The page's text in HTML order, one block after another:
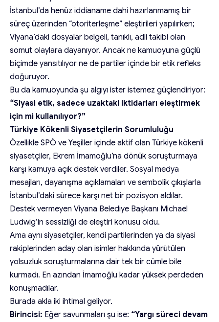
İstanbul’da henüz iddianame dahi hazırlanmamış bir
süreç üzerinden “otoriterleşme” eleştirileri yapılırken;
Viyana’daki dosyalar belgeli, tanıklı, adli takibi olan
somut olaylara dayanıyor. Ancak ne kamuoyuna güçlü
biçimde yansıtılıyor ne de partiler içinde bir etik refleks
doğuruyor.
Bu da kamuoyunda şu algıyı ister istemez güçlendiriyor:
“Siyasi etik, sadece uzaktaki iktidarları eleştirmek
için mi kullanılıyor?”
Türkiye Kökenli Siyasetçilerin Sorumluluğu
Özellikle SPÖ ve Yeşiller içinde aktif olan Türkiye kökenli
siyasetçiler, Ekrem İmamoğlu’na dönük soruşturmaya
karşı kamuya açık destek verdiler. Sosyal medya
mesajları, dayanışma açıklamaları ve sembolik çıkışlarla
İstanbul’daki sürece karşı net bir pozisyon aldılar.
Destek vermeyen Viyana Belediye Başkanı Michael
Ludwig’in sessizliği de eleştiri konusu oldu.
Ama aynı siyasetçiler, kendi partilerinden ya da siyasi
rakiplerinden aday olan isimler hakkında yürütülen
yolsuzluk soruşturmalarına dair tek bir cümle bile
kurmadı. En azından İmamoğlu kadar yüksek perdeden
konuşmadılar.
Burada akla iki ihtimal geliyor.
Birincisi: Eğer savunmaları şu ise: “Yargı süreci devam